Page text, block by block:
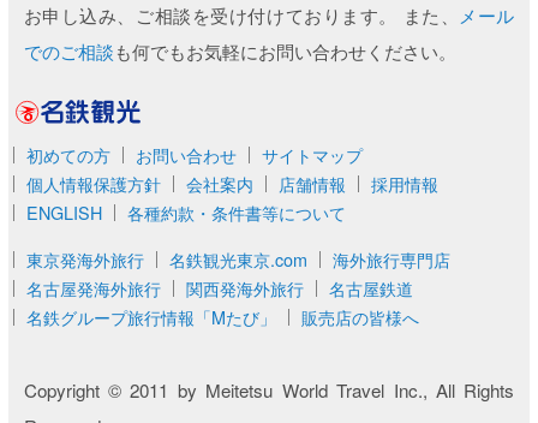
お申し込み、ご相談を受け付けております。 また、
メール
でのご相談も何でもお気軽にお問い合わせください。
初めての方 お問い合わせ
サイトマップ
個人情報保護方針
会社案内 店舗情報
採用情報
ENGLISH
各種約款・条件書等について
東京発海外旅行
名鉄観光東京.com
海外旅行専門店
名古屋発海外旅行
関西発海外旅行
名古屋鉄道
名鉄グループ旅行情報「Mたび」
販売店の皆様へ
Copyright © 2011 by Meitetsu World Travel Inc., All Rights